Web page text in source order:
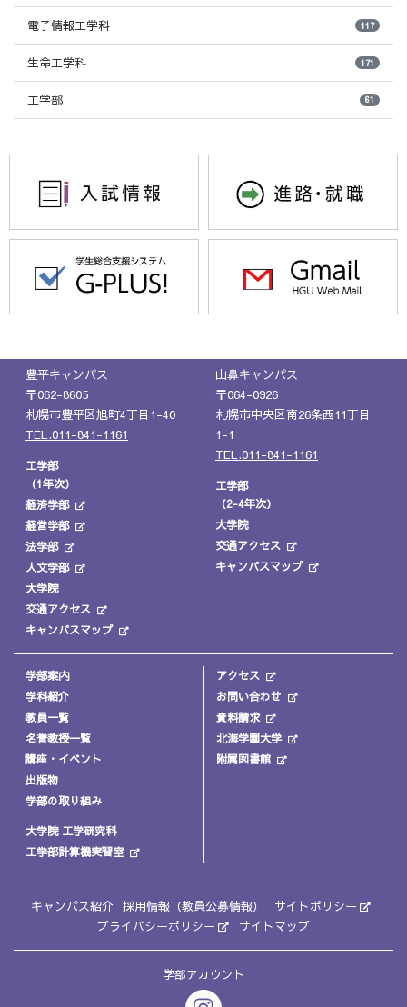
電子情報工学科 117
生命工学科 171
工学部 61
豊平キャンパス
〒062-8605
札幌市豊平区旭町4丁目1-40
TEL.011-841-1161
工学部
（1年次）
経済学部
経営学部
法学部
人文学部
大学院
交通アクセス
キャンパスマップ
山鼻キャンパス
〒064-0926
札幌市中央区南26条西11丁目
1-1
TEL.011-841-1161
工学部
（2-4年次）
大学院
交通アクセス
キャンパスマップ
学部案内
学科紹介
教員一覧
名誉教授一覧
講座・イベント
出版物
学部の取り組み
大学院 工学研究科
工学部計算機実習室
アクセス
お問い合わせ
資料請求
北海学園大学
附属図書館
キャンパス紹介 採用情報（教員公募情報）
サイトポリシー
プライバシーポリシー
サイトマップ
学部アカウント